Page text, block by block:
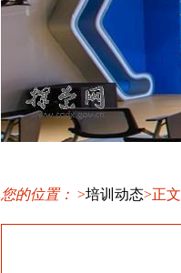
您的位置： >培训动态>正文